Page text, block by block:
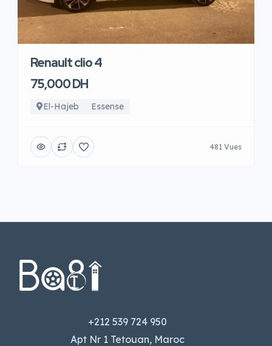
Renault clio 4
75,000 DH
El-Hajeb Essense
481 Vues
+212 539 724 950
Apt Nr 1 Tetouan, Maroc